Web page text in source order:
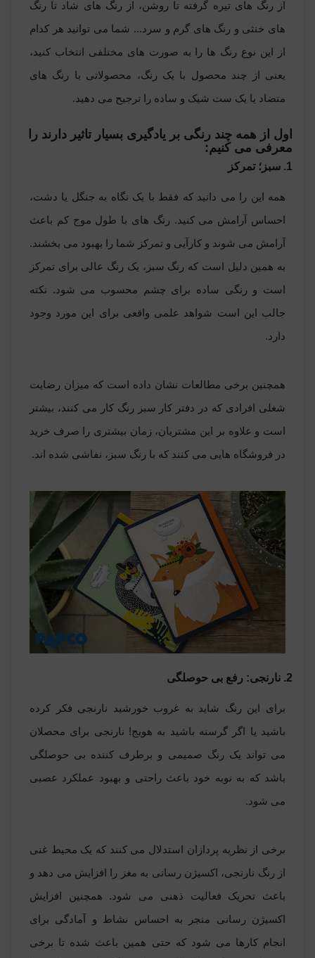
از رنگ های تیره گرفته تا روشن، از رنگ های شاد تا رنگ
های خنثی و رنگ های گرم و سرد... شما می توانید هر کدام
از این نوع رنگ ها را به صورت های مختلفی انتخاب کنید،
یعنی از چند محصول با یک رنگ، محصولاتی با رنگ های
متضاد یا یک ست شیک و ساده را ترجیح می دهید.
اول از همه چند رنگی بر یادگیری بسیار تاثیر دارند را
معرفی می کنیم:
1. سبز؛ تمرکز
همه این را می دانید که فقط با یک نگاه به جنگل یا دشت،
احساس آرامش می کنید. رنگ های با طول موج کم باعث
آرامش می شوند و کارآیی و تمرکز شما را بهبود می بخشند.
به همین دلیل است که رنگ سبز، یک رنگ عالی برای تمرکز
است و رنگی ساده برای چشم محسوب می شود. نکته
جالب این است شواهد علمی واقعی برای این مورد وجود
دارد.
همچنین برخی مطالعات نشان داده است که میزان رضایت
شغلی افرادی که در دفتر کار سبز رنگ کار می کنند، بیشتر
است و علاوه بر این مشتریان، زمان بیشتری را صرف خرید
در فروشگاه هایی می کنند که با رنگ سبز، نفاشی شده اند.
2. نارنجی: رفع بی حوصلگی
برای این رنگ شاید به غروب خورشید نارنجی فکر کرده
باشید یا اگر گرسنه باشید به هویج! نارنجی برای محصلان
می تواند یک رنگ صمیمی و برطرف کننده بی حوصلگی
باشد که به نوبه خود باعث راحتی و بهبود عملکرد عصبی
می شود.
برخی از نظریه پردازان استدلال می کنند که یک محیط غنی
از رنگ نارنجی، اکسیژن رسانی به مغز را افزایش می دهد و
باعث تحریک فعالیت ذهنی می شود. همچنین افزایش
اکسیژن رسانی منجر به احساس نشاط و آمادگی برای
انجام کارها می شود که حتی همین باعث شده تا برخی